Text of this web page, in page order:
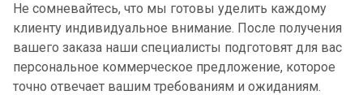
Не сомневайтесь, что мы готовы уделить каждому
клиенту индивидуальное внимание. После получения
вашего заказа наши специалисты подготовят для вас
персональное коммерческое предложение, которое
точно отвечает вашим требованиям и ожиданиям.